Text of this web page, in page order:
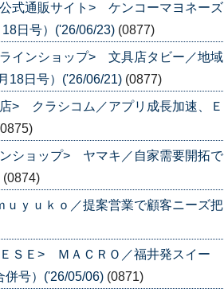
式通販サイト> ケンコーマヨネーズ
日号）('26/06/23) (0877)
インショップ> 文具店タビー／地域
18日号）('26/06/21) (0877)
> クラシコム／アプリ成長加速、Ｅ
ショップ> ヤマキ／自家需要開拓で
(0874)
ｙｕｋｏ／提案営業で顧客ニーズ把
ＳＥ> ＭＡＣＲＯ／福井発スイー
併号）('26/05/06) (0871)